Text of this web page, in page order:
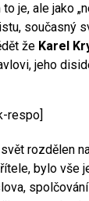
je, ale jako
současný
že Karel
jeho
respo]
rozdělen
bylo vše